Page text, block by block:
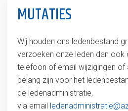
MUTATIES
Wij houden ons ledenbestand
verzoeken onze leden dan ook
telefoon of email wijzigingen of
belang zijn voor het
de ledenadministratie,
via email